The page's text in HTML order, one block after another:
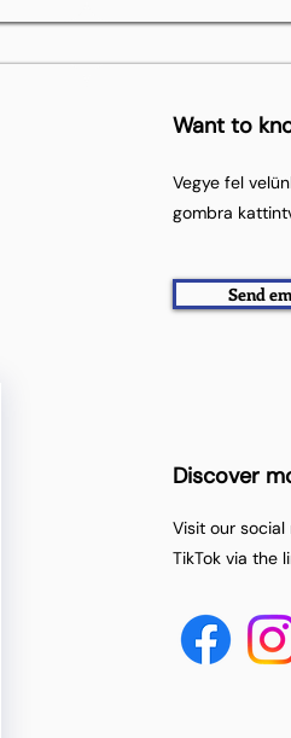
Want to
Vegye fel
gombra
Send
Discover
Visit our
TikTok via the